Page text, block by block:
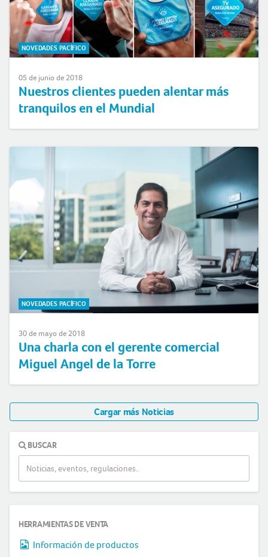
NOVEDADES PACÍFICO
05 de junio de 2018
Nuestros clientes pueden alentar más
tranquilos en el Mundial
NOVEDADES PACÍFICO
30 de mayo de 2018
Una charla con el gerente comercial
Miguel Angel de la Torre
Cargar más Noticias
BUSCAR
HERRAMIENTAS DE VENTA
Información de productos